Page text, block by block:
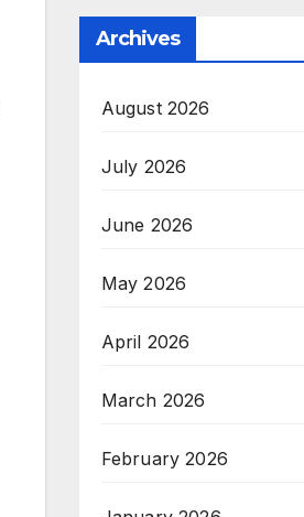
Archives
August 2026
July 2026
June 2026
May 2026
April 2026
March 2026
February 2026